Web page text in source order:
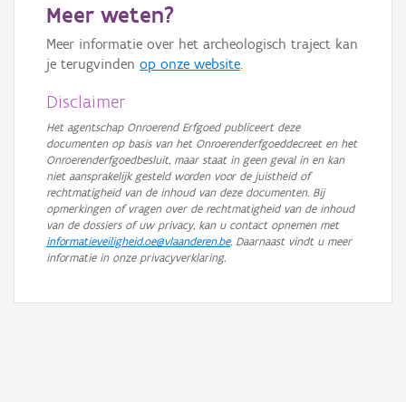
GRB-Basiskaart in grijswaarden
Meer weten?
Meer informatie over het archeologisch traject kan
je terugvinden op onze website.
Disclaimer
Het agentschap Onroerend Erfgoed publiceert deze
documenten op basis van het Onroerenderfgoeddecreet en het
Onroerenderfgoedbesluit, maar staat in geen geval in en kan
niet aansprakelijk gesteld worden voor de juistheid of
rechtmatigheid van de inhoud van deze documenten. Bij
opmerkingen of vragen over de rechtmatigheid van de inhoud
van de dossiers of uw privacy, kan u contact opnemen met
informatieveiligheid.oe@vlaanderen.be. Daarnaast vindt u meer
informatie in onze privacyverklaring.